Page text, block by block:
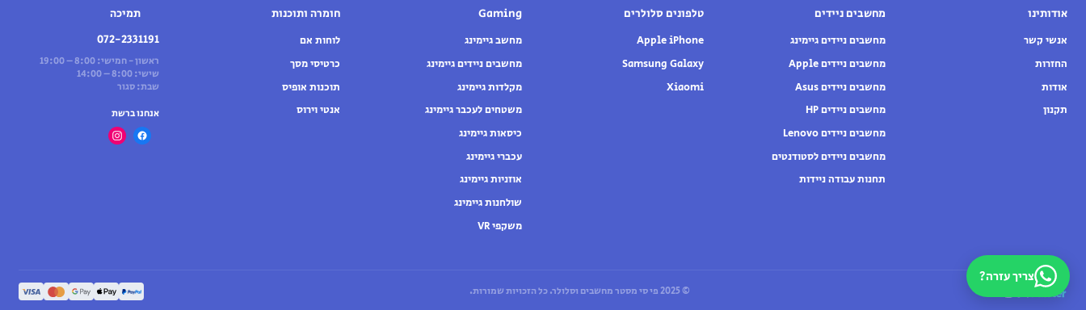
אודותינו
אנשי קשר
החזרות
אודות
תקנון
מחשבים ניידים
מחשבים ניידים גיימינג
מחשבים ניידים Apple
מחשבים ניידים Asus
מחשבים ניידים HP
מחשבים ניידים Lenovo
מחשבים ניידים לסטודנטים
תחנות עבודה ניידות
טלפונים סלולרים
Apple iPhone
Samsung Galaxy
Xiaomi
Gaming
מחשב גיימינג
מחשבים ניידים גיימינג
מקלדות גיימינג
משטחים לעכבר גיימינג
כיסאות גיימינג
עכברי גיימינג
אוזניות גיימינג
שולחנות גיימינג
משקפי VR
חומרה ותוכנות
לוחות אם
כרטיסי מסך
תוכנות אופיס
אנטי וירוס
תמיכה
072-2331191
ראשון - חמישי: 8:00 – 19:00
שישי: 8:00 – 14:00
שבת: סגור
אנחנו ברשת
© 2025 פי סי מסטר מחשבים וסלולר. כל הזכויות שמורות.
צריך עזרה?